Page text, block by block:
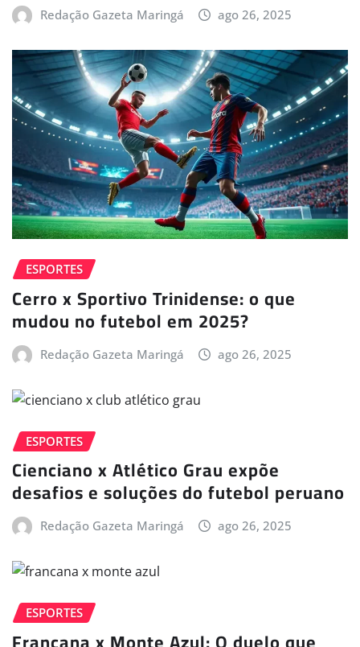
Redação Gazeta Maringá ago 26, 2025
ESPORTES
Cerro x Sportivo Trinidense: o que
mudou no futebol em 2025?
Redação Gazeta Maringá ago 26, 2025
ESPORTES
Cienciano x Atlético Grau expõe
desafios e soluções do futebol peruano
Redação Gazeta Maringá ago 26, 2025
ESPORTES